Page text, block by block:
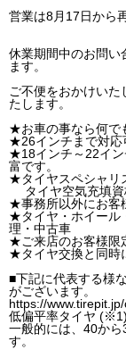
営業は8月17日から
休業期間中のお問い
ます。
ご不便をおかけい
たします。
★お車の事なら何で
★26インチまで対応
★18インチ～22イン
富です。
★タイヤスペシャリ
タイヤ空気充填資
★事務所以外にお客
★タイヤ・ホイール
理・中古車
★ご来店のお客様限
★タイヤ交換と同時
■下記に代表する様
がございます。
https://
低偏平率タイヤ (※1)
一般的には、40か
す。